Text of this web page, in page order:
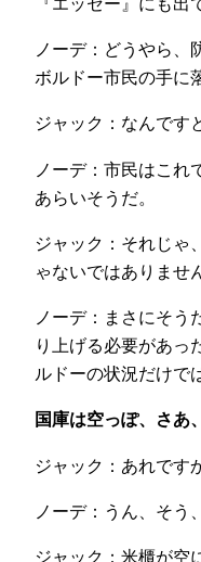
ノーデ：どうやら、
ボルドー市民の手に
ジャック：なんです
ノーデ：市民はこれ
あらいそうだ。
ジャック：それじゃ
ゃないではありませ
ノーデ：まさにそう
り上げる必要があっ
ルドーの状況だけで
国庫は空っぽ、さあ
ジャック：あれです
ノーデ：うん、そう
ジャック：米櫃が空